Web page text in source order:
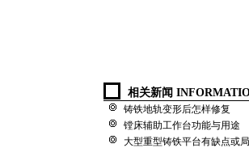
相关新闻
铸铁地轨变形后怎样修复
镗床辅助工作台功能与用途
大型重型铸铁平台有缺点或